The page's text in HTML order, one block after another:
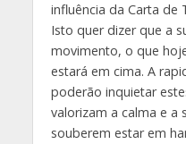
influência da Carta de
Isto quer dizer que a
movimento, o que
estará em cima. A
poderão inquietar
valorizam a calma e a
souberem estar em